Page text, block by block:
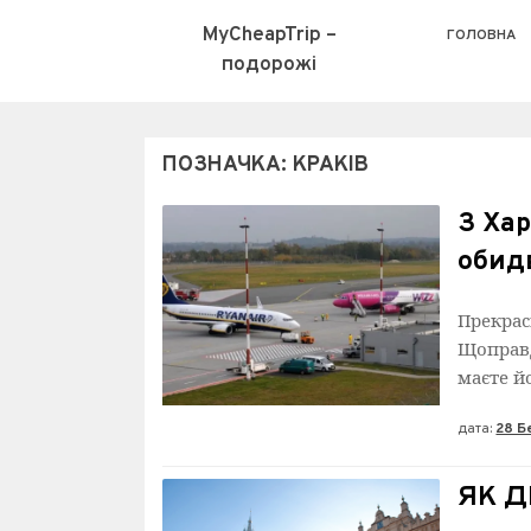
MyCheapTrip –
подорожі
ГОЛОВНА
ПОЗНАЧКА: КРАКІВ
З
маєте
дата: 28
ЯК